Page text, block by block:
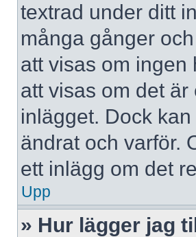
textrad under ditt
många gånger
att visas om ingen
att visas om det
inlägget. Dock
ändrat och varför.
ett inlägg om det
Upp
» Hur lägger jag